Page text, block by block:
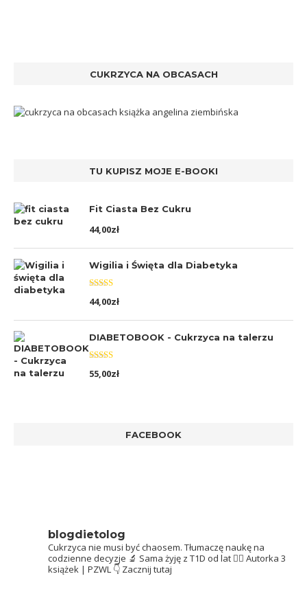
CUKRZYCA NA OBCASACH
TU KUPISZ MOJE E-BOOKI
Fit Ciasta Bez Cukru
44,00zł
Wigilia i Święta dla Diabetyka
Oceniono
5.00na 5
44,00zł
DIABETOBOOK - Cukrzyca na talerzu
Oceniono
5.00na 5
55,00zł
FACEBOOK
blogdietolog
Cukrzyca nie musi być chaosem. Tłumaczę naukę na
codzienne decyzje 🔬 Sama żyję z T1D od lat 👩‍⚕️ Autorka 3
książek | PZWL 👇 Zacznij tutaj